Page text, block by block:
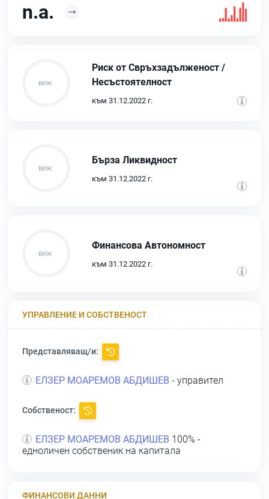
n.a.
Риск от Свръхзадълженост /
Несъстоятелност
към 31.12.2022 г.
Бърза Ликвидност
към 31.12.2022 г.
Финансова Автономност
към 31.12.2022 г.
УПРАВЛЕНИЕ И СОБСТВЕНОСТ
Представляващ/и:
ЕЛЗЕР МОАРЕМОВ АБДИШЕВ - управител
Собственост:
ЕЛЗЕР МОАРЕМОВ АБДИШЕВ 100% -
едноличен собственик на капитала
ФИНАНСОВИ ДАННИ